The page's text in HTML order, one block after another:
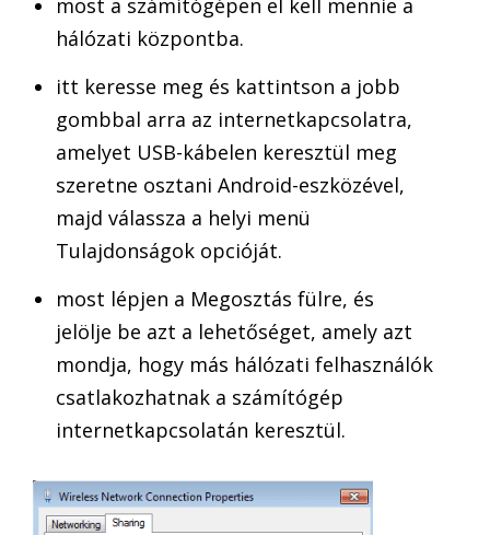
hálózati központba.
itt keresse meg és kattintson a jobb
gombbal arra az internetkapcsolatra,
amelyet USB-kábelen keresztül meg
szeretne osztani Android-eszközével,
majd válassza a helyi menü
Tulajdonságok opcióját.
most lépjen a Megosztás fülre, és
jelölje be azt a lehetőséget, amely azt
mondja, hogy más hálózati felhasználók
csatlakozhatnak a számítógép
internetkapcsolatán keresztül.